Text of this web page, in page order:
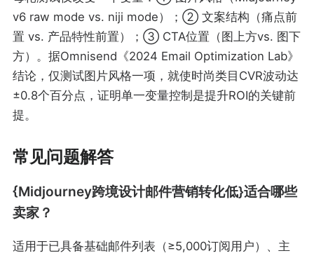
v6 raw mode vs. niji mode）；② 文案结构（痛点前
置 vs. 产品特性前置）；③ CTA位置（图上方vs. 图下
方）。据Omnisend《2024 Email Optimization Lab》
结论，仅测试图片风格一项，就使时尚类目CVR波动达
±0.8个百分点，证明单一变量控制是提升ROI的关键前
提。
常见问题解答
{Midjourney跨境设计邮件营销转化低}适合哪些
卖家？
适用于已具备基础邮件列表（≥5,000订阅用户）、主